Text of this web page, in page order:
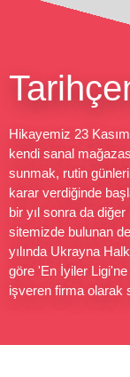
Hikayemiz 23
kendi sanal
sunmak, rutin
karar verdiğinde
bir yıl sonra da diğer
sitemizde bulunan
yılında Ukrayna
göre 'En İyiler
işveren firma olarak